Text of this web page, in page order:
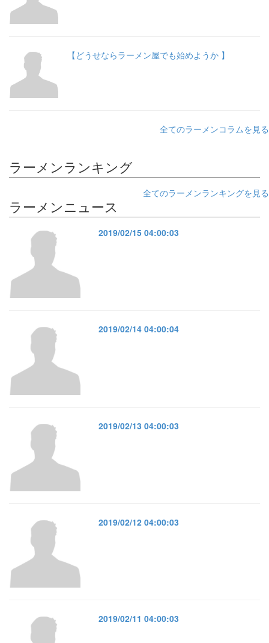
【どうせならラーメン屋でも始めようか 】
全てのラーメンコラムを見る
ラーメンランキング
全てのラーメンランキングを見る
ラーメンニュース
2019/02/15 04:00:03
2019/02/14 04:00:04
2019/02/13 04:00:03
2019/02/12 04:00:03
2019/02/11 04:00:03